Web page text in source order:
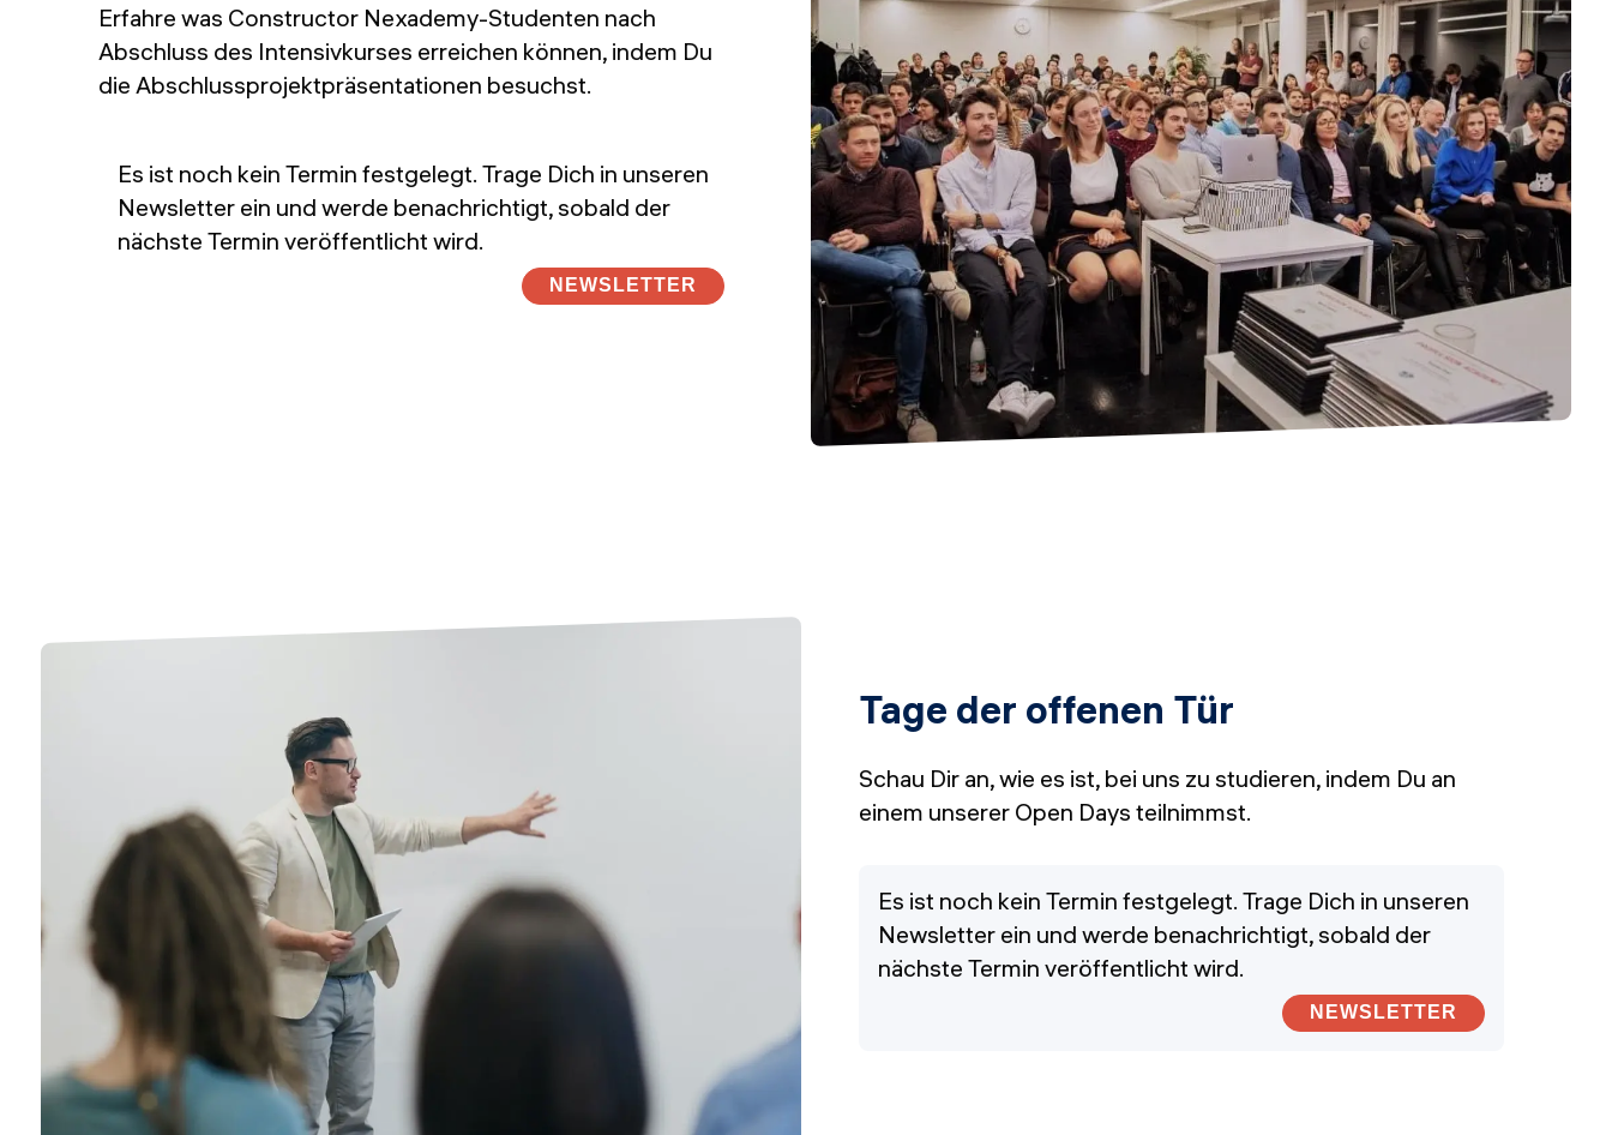
Erfahre was Constructor Nexademy-Studenten nach
Abschluss des Intensivkurses erreichen können, indem Du
die Abschlussprojektpräsentationen besuchst.
Es ist noch kein Termin festgelegt. Trage Dich in unseren
Newsletter ein und werde benachrichtigt, sobald der
nächste Termin veröffentlicht wird.
NEWSLETTER
Tage der offenen Tür
Schau Dir an, wie es ist, bei uns zu studieren, indem Du an
einem unserer Open Days teilnimmst.
Es ist noch kein Termin festgelegt. Trage Dich in unseren
Newsletter ein und werde benachrichtigt, sobald der
nächste Termin veröffentlicht wird.
NEWSLETTER